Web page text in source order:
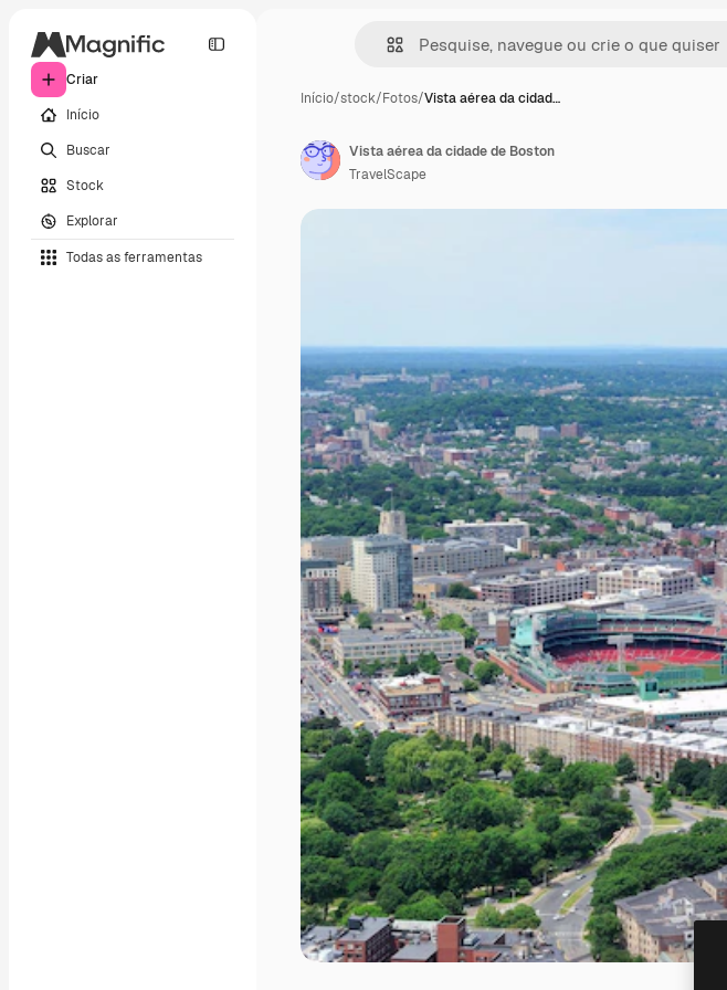
Criar
Início
Buscar
Stock
Explorar
Todas as ferramentas
Início/stock/Fotos/Vista aérea da cidad…
Vista aérea da cidade de Boston
TravelScape